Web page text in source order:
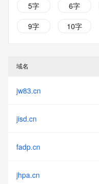
5字
6字
9字
10字
域名
jw83.cn
jisd.cn
fadp.cn
jhpa.cn